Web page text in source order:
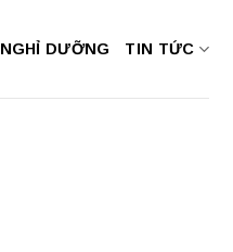
NGHỈ DƯỠNG TIN TỨC